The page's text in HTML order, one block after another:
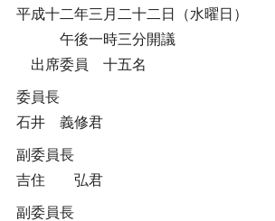
平成十二年三月二十二日（水曜日）
午後一時三分開議
出席委員 十五名
委員長
石井 義修君
副委員長
吉住 弘君
副委員長